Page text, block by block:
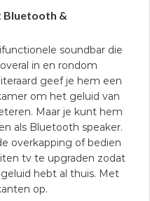
Bluetooth &
soundbar die
in en rondom
geef je hem een
om het geluid van
Maar je kunt hem
als Bluetooth speaker.
overkapping of bedien
tv te upgraden zodat
hebt al thuis. Met
op.